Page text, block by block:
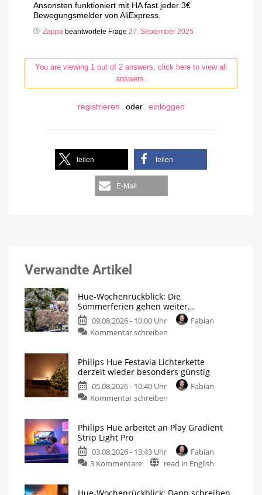
Ansonsten funktioniert mit HA fast jeder 3€
Bewegungsmelder von AliExpress.
Zappa beantwortete Frage 27. September 2025
You are viewing 1 out of 2 answers, click here to view all
answers.
registrieren oder einloggen
teilen teilen
E-Mail
Verwandte Artikel
Hue-Wochenrückblick: Die
Sommerferien gehen weiter…
09.08.2026 - 10:00 Uhr
Fabian
Kommentar schreiben
Philips Hue Festavia Lichterkette
derzeit wieder besonders günstig
05.08.2026 - 10:40 Uhr
Fabian
Kommentar schreiben
Philips Hue arbeitet an Play Gradient
Strip Light Pro
03.08.2026 - 13:43 Uhr
Fabian
3 Kommentare
read in English